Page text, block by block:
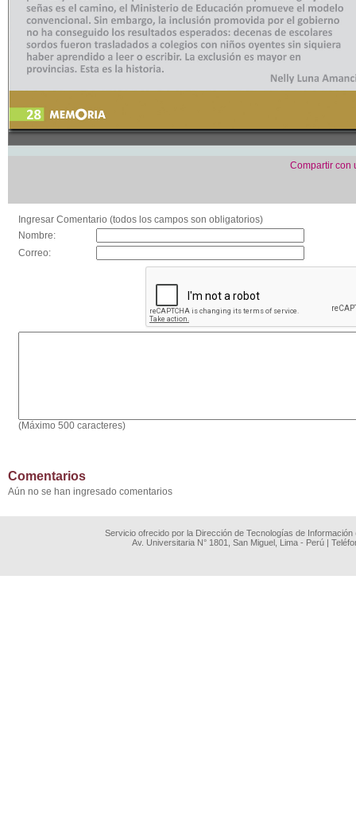
Compartir con
Ingresar Comentario (todos los campos son obligatorios)
Nombre:
Correo:
(Máximo 500 caracteres)
Comentarios
Aún no se han ingresado comentarios
Servicio ofrecido por la Dirección de Tecnologías de
Av. Universitaria N° 1801, San Miguel, Lima - Perú |